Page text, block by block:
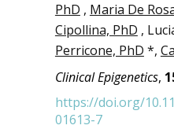
PhD , Maria De
Cipollina, PhD ,
Perricone, PhD *,
Clinical Epigenetics,
https://doi.org/
01613-7